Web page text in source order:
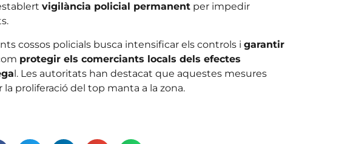
vigilància policial permanentper impedir
cossos policials busca intensificar els controls i garantir
protegir els comerciants locals dels efectes
l. Les autoritats han destacat que aquestes mesures
proliferació del top manta a la zona.